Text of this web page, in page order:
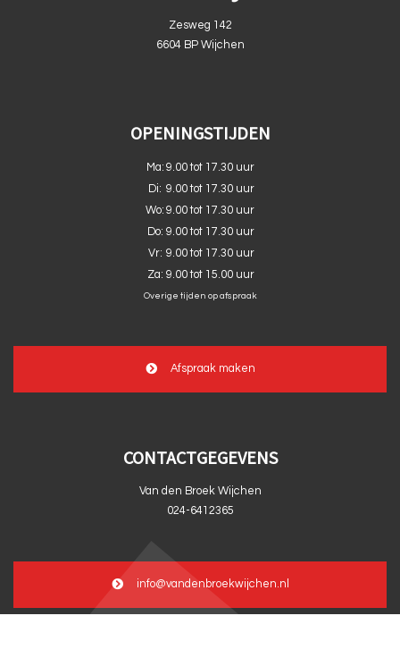
Zesweg 142
6604 BP Wijchen
OPENINGSTIJDEN
Ma: 9.00 tot 17.30 uur
Di: 9.00 tot 17.30 uur
Wo: 9.00 tot 17.30 uur
Do: 9.00 tot 17.30 uur
Vr: 9.00 tot 17.30 uur
Za: 9.00 tot 15.00 uur
Overige tijden op afspraak
Afspraak maken
CONTACTGEGEVENS
Van den Broek Wijchen
024-6412365
info@vandenbroekwijchen.nl